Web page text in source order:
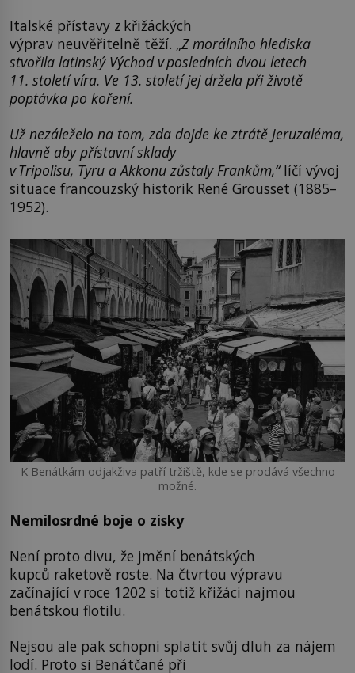
Italské přístavy z křižáckých
výprav neuvěřitelně těží. „Z morálního hlediska
stvořila latinský Východ v posledních dvou letech
11. století víra. Ve 13. století jej držela při životě
poptávka po koření.
Už nezáleželo na tom, zda dojde ke ztrátě Jeruzaléma,
hlavně aby přístavní sklady
v Tripolisu, Tyru a Akkonu zůstaly Frankům,“líčí vývoj
situace francouzský historik René Grousset (1885–
1952).
K Benátkám odjakživa patří tržiště, kde se prodává všechno
možné.
Nemilosrdné boje o zisky
Není proto divu, že jmění benátských
kupců raketově roste. Na čtvrtou výpravu
začínající v roce 1202 si totiž křižáci najmou
benátskou flotilu.
Nejsou ale pak schopni splatit svůj dluh za nájem
lodí. Proto si Benátčané při